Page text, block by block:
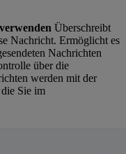
Überschreibt
Nachricht. Ermöglicht es
Nachrichten
über die
werden mit der
Sie im